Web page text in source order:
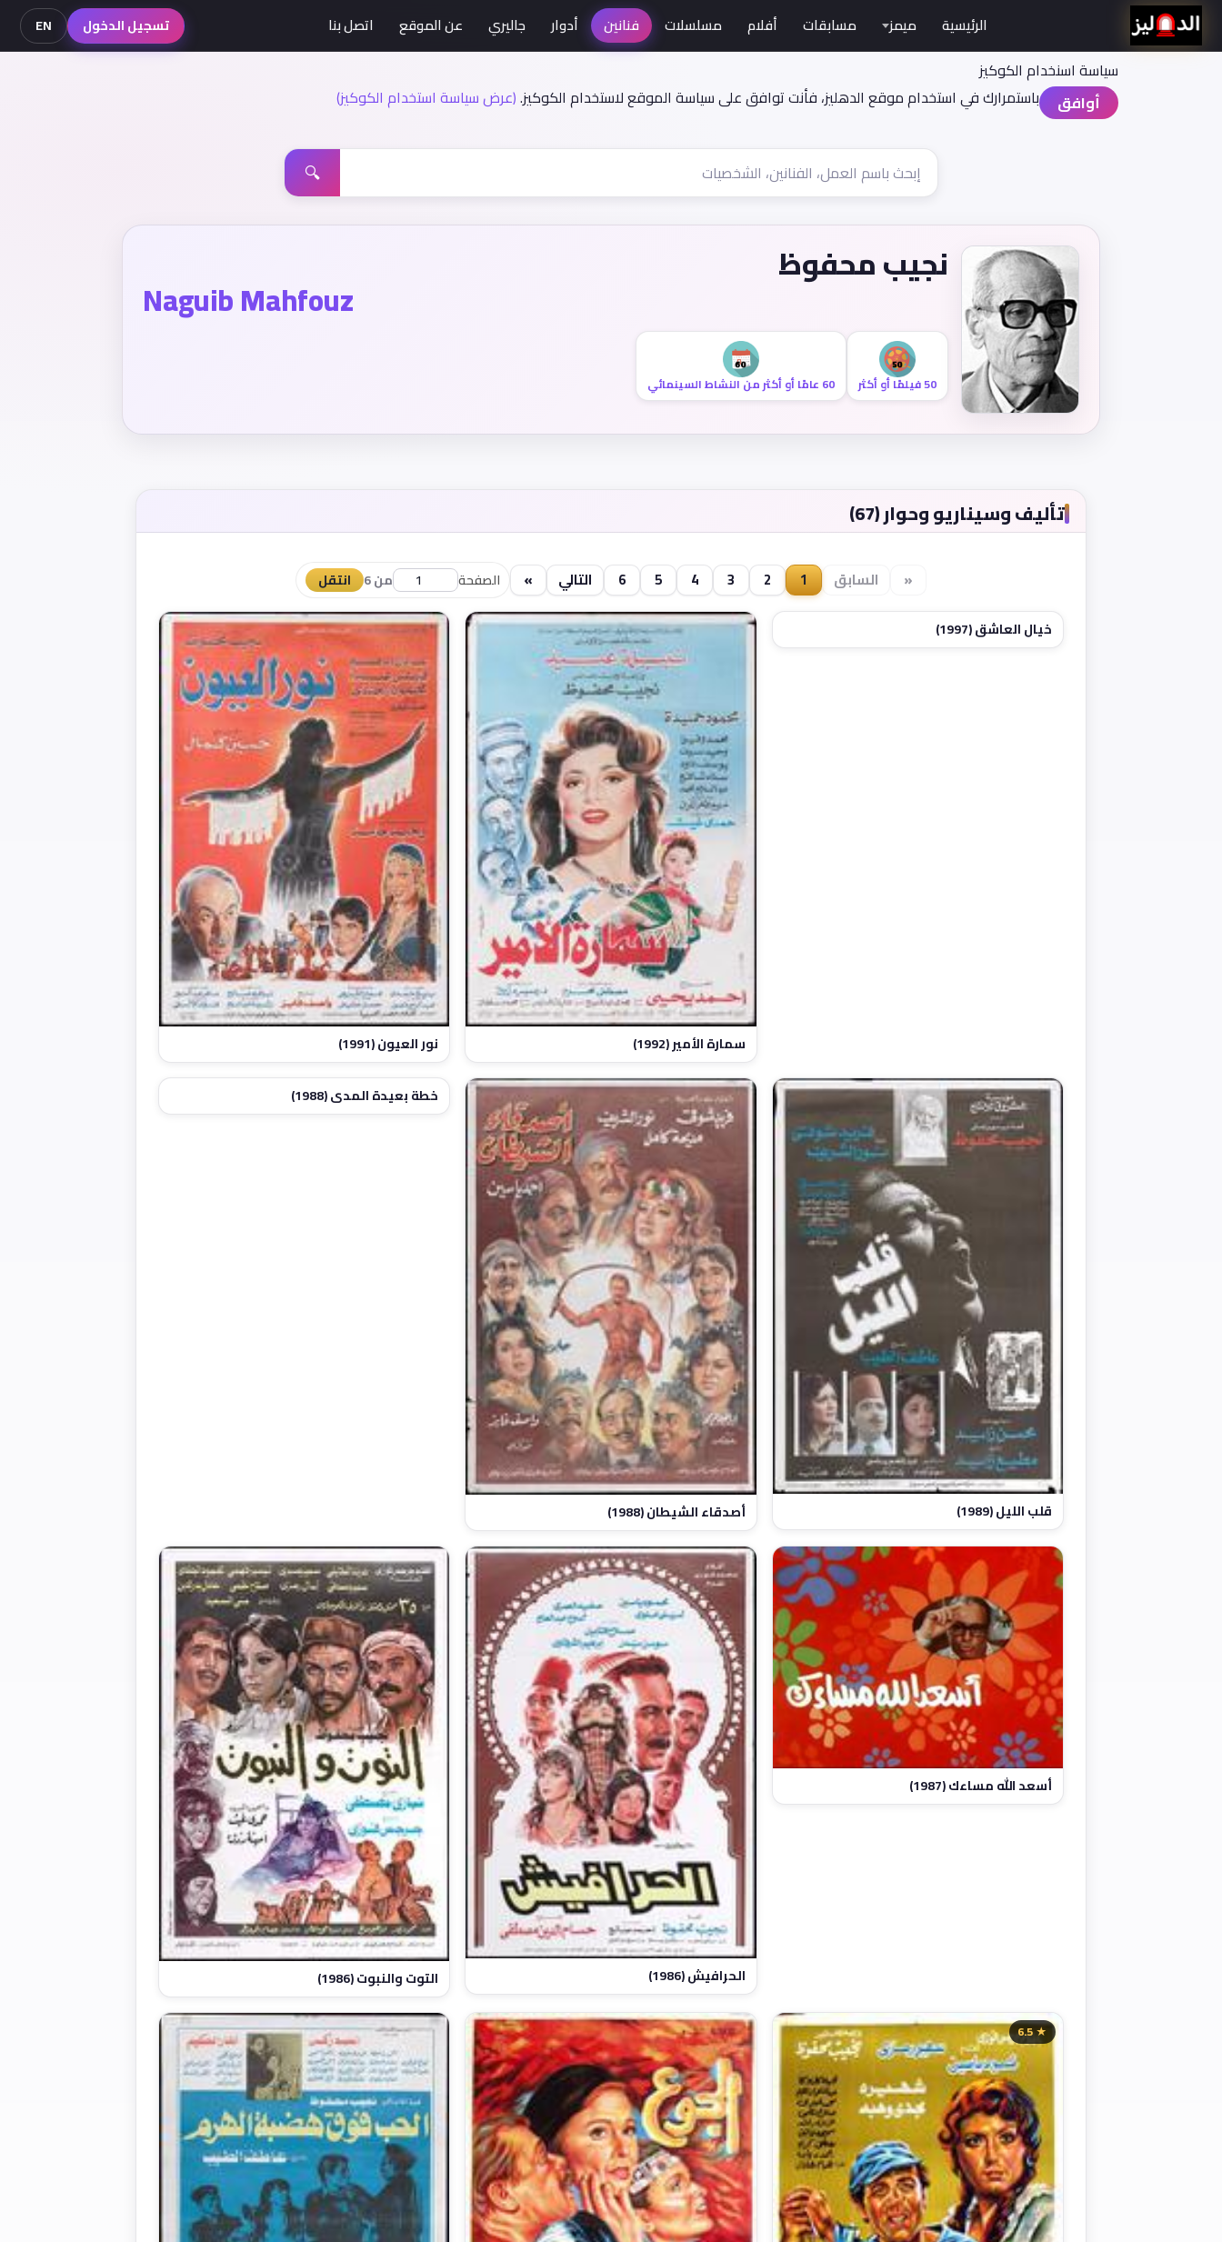
سياسة اسنخدام الكوكيز
أوافق
باستمرارك في استخدام موقع الدهليز، فأنت توافق على سياسة الموقع لاستخدام الكوكيز.(عرض سياسة استخدام الكوكيز)
الرئيسية ميمز مسابقات أفلام مسلسلات فنانين أدوار جاليري عن الموقع اتصل بنا تسجيل الدخول EN
🔍
نجيب محفوظ
Naguib Mahfouz
50 فيلمًا أو أكثر 60 عامًا أو أكثر من النشاط السينمائي
تأليف وسيناريو وحوار (67)
« السابق 1
2
3
4
5
6 التالي » الصفحة من 6 انتقل
خيال العاشق (1997)
سمارة الأمير (1992) نور العيون (1991)
قلب الليل (1989) أصدقاء الشيطان (1988)
خطة بعيدة المدى (1988)
أسعد الله مساءك (1987)
الحرافيش (1986) التوت والنبوت (1986)
★ 6.5